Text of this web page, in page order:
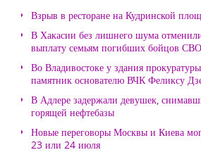
Взрыв в ресторане на Кудринской
В Хакасии без лишнего шума
выплату семьям погибших бойцов СВО
Во Владивостоке у здания
памятник основателю ВЧК Феликсу
В Адлере задержали девушек,
горящей нефтебазы
Новые переговоры Москвы и Киева
23 или 24 июля